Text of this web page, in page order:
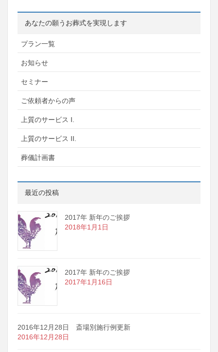
あなたの願うお葬式を実現します
プラン一覧
お知らせ
セミナー
ご依頼者からの声
上質のサービス I.
上質のサービス II.
葬儀計画書
最近の投稿
2017年 新年のご挨拶
2018年1月1日
2017年 新年のご挨拶
2017年1月16日
2016年12月28日 斎場別施行例更新
2016年12月28日